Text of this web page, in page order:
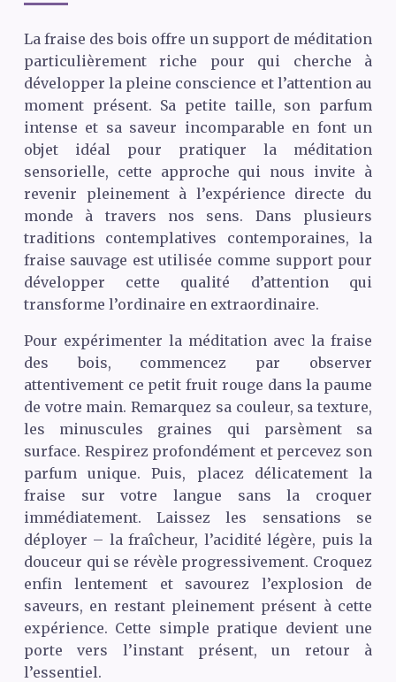
La fraise des bois offre un support de méditation
particulièrement riche pour qui cherche à
développer la pleine conscience et l’attention au
moment présent. Sa petite taille, son parfum
intense et sa saveur incomparable en font un
objet idéal pour pratiquer la méditation
sensorielle, cette approche qui nous invite à
revenir pleinement à l’expérience directe du
monde à travers nos sens. Dans plusieurs
traditions contemplatives contemporaines, la
fraise sauvage est utilisée comme support pour
développer cette qualité d’attention qui
transforme l’ordinaire en extraordinaire.
Pour expérimenter la méditation avec la fraise
des bois, commencez par observer
attentivement ce petit fruit rouge dans la paume
de votre main. Remarquez sa couleur, sa texture,
les minuscules graines qui parsèment sa
surface. Respirez profondément et percevez son
parfum unique. Puis, placez délicatement la
fraise sur votre langue sans la croquer
immédiatement. Laissez les sensations se
déployer – la fraîcheur, l’acidité légère, puis la
douceur qui se révèle progressivement. Croquez
enfin lentement et savourez l’explosion de
saveurs, en restant pleinement présent à cette
expérience. Cette simple pratique devient une
porte vers l’instant présent, un retour à
l’essentiel.